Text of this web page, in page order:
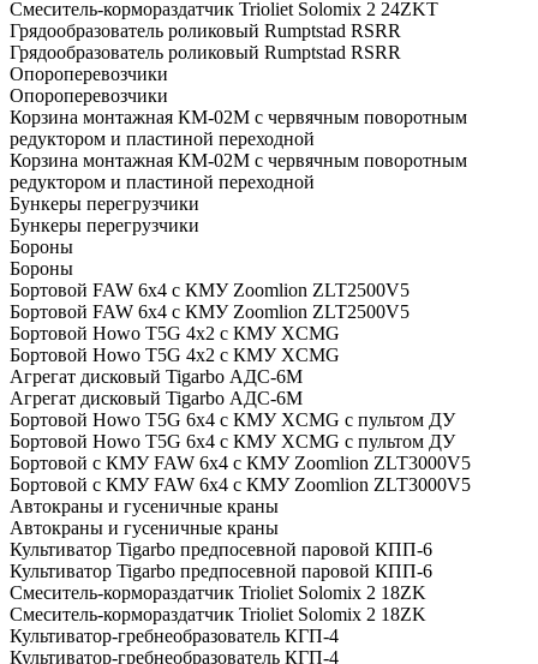
Смеситель-кормораздатчик Trioliet Solomix 2 24ZKT
Грядообразователь роликовый Rumptstad RSRR
Грядообразователь роликовый Rumptstad RSRR
Опороперевозчики
Опороперевозчики
Корзина монтажная КМ-02М с червячным поворотным
редуктором и пластиной переходной
Корзина монтажная КМ-02М с червячным поворотным
редуктором и пластиной переходной
Бункеры перегрузчики
Бункеры перегрузчики
Бороны
Бороны
Бортовой FAW 6х4 с КМУ Zoomlion ZLT2500V5
Бортовой FAW 6х4 с КМУ Zoomlion ZLT2500V5
Бортовой Howo T5G 4х2 c КМУ XCMG
Бортовой Howo T5G 4х2 c КМУ XCMG
Агрегат дисковый Tigarbo АДС-6M
Агрегат дисковый Tigarbo АДС-6M
Бортовой Howo T5G 6х4 c КМУ XCMG с пультом ДУ
Бортовой Howo T5G 6х4 c КМУ XCMG с пультом ДУ
Бортовой с КМУ FAW 6х4 c КМУ Zoomlion ZLT3000V5
Бортовой с КМУ FAW 6х4 c КМУ Zoomlion ZLT3000V5
Автокраны и гусеничные краны
Автокраны и гусеничные краны
Культиватор Tigarbo предпосевной паровой КПП-6
Культиватор Tigarbo предпосевной паровой КПП-6
Смеситель-кормораздатчик Trioliet Solomix 2 18ZK
Смеситель-кормораздатчик Trioliet Solomix 2 18ZK
Культиватор-гребнеобразователь КГП-4
Культиватор-гребнеобразователь КГП-4